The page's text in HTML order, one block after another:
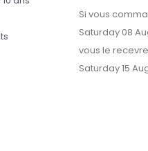
Si vous
Saturday 08
vous le
Saturday 15